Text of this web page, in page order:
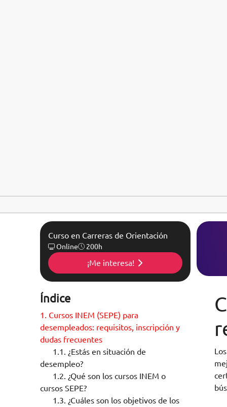
Curso en Carreras de Orientación
Online 200h
¡Me interesa!
Índice
1. Cursos INEM (SEPE) para
desempleados: requisitos, inscripción y
dudas frecuentes
1.1. ¿Estás en situación de
desempleo?
1.2. ¿Qué son los cursos INEM o
cursos SEPE?
1.3. ¿Cuáles son los objetivos de los